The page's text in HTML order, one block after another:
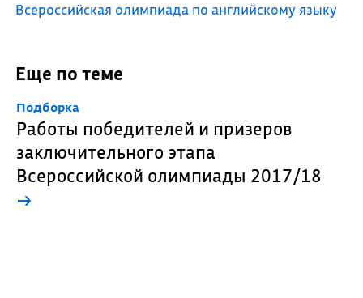
Всероссийская олимпиада по английскому языку
Еще по теме
Подборка
Работы победителей и призеров
заключительного этапа
Всероссийской олимпиады 2017/18
→